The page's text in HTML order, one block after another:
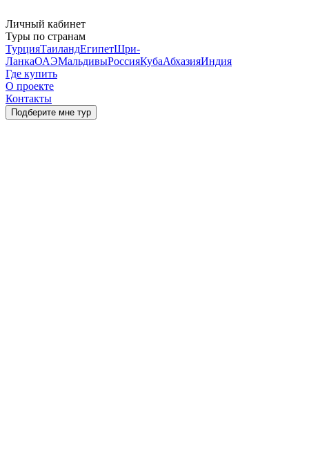
Личный кабинет
Туры по странам
ТурцияТаиландЕгипетШри-
ЛанкаОАЭМальдивыРоссияКубаАбхазияИндия
Где купить
О проекте
Контакты
Подберите мне тур